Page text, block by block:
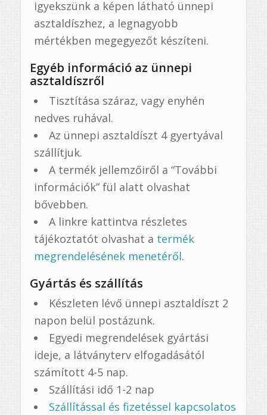
igyekszünk a képen látható ünnepi
asztaldíszhez, a legnagyobb
mértékben megegyezőt készíteni.
Egyéb információ az ünnepi
asztaldíszről
Tisztítása száraz, vagy enyhén
nedves ruhával.
Az ünnepi asztaldíszt 4 gyertyával
szállítjuk.
A termék jellemzőiről a “További
információk” fül alatt olvashat
bővebben.
A linkre kattintva részletes
tájékoztatót olvashat a termék
megrendelésének menetéről.
Gyártás és szállítás
Készleten lévő ünnepi asztaldíszt 2
napon belül postázunk.
Egyedi megrendelések gyártási
ideje, a látványterv elfogadásától
számított 4-5 nap.
Szállítási idő 1-2 nap
Szállítással és fizetéssel kapcsolatos